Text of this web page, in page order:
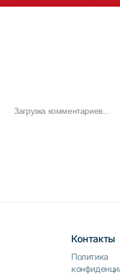
Загрузка комментариев...
Контакты
Политика